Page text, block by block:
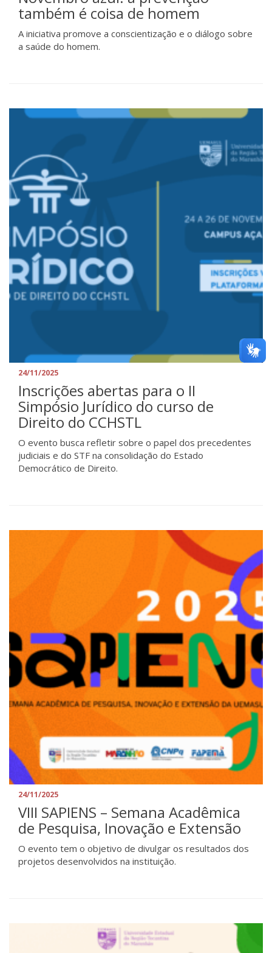
também é coisa de homem
A iniciativa promove a conscientização e o diálogo sobre
a saúde do homem.
24/11/2025
Inscrições abertas para o II
Simpósio Jurídico do curso de
Direito do CCHSTL
O evento busca refletir sobre o papel dos precedentes
judiciais e do STF na consolidação do Estado
Democrático de Direito.
24/11/2025
VIII SAPIENS – Semana Acadêmica
de Pesquisa, Inovação e Extensão
O evento tem o objetivo de divulgar os resultados dos
projetos desenvolvidos na instituição.